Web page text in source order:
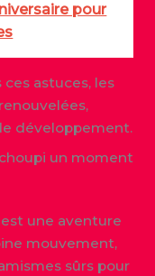
pour
astuces, les
développement.
un moment
une aventure
mouvement,
sûrs pour